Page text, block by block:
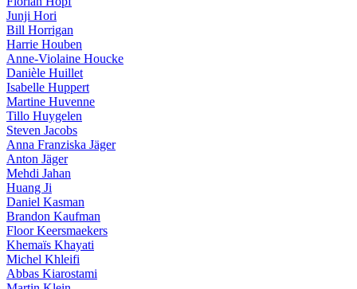
Junji Hori
Bill Horrigan
Harrie Houben
Anne-Violaine Houcke
Danièle Huillet
Isabelle Huppert
Martine Huvenne
Tillo Huygelen
Steven Jacobs
Anna Franziska Jäger
Anton Jäger
Mehdi Jahan
Huang Ji
Daniel Kasman
Brandon Kaufman
Floor Keersmaekers
Khemaïs Khayati
Michel Khleifi
Abbas Kiarostami